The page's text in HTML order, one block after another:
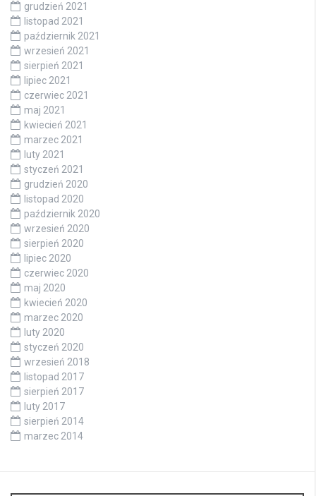
grudzień 2021
listopad 2021
październik 2021
wrzesień 2021
sierpień 2021
lipiec 2021
czerwiec 2021
maj 2021
kwiecień 2021
marzec 2021
luty 2021
styczeń 2021
grudzień 2020
listopad 2020
październik 2020
wrzesień 2020
sierpień 2020
lipiec 2020
czerwiec 2020
maj 2020
kwiecień 2020
marzec 2020
luty 2020
styczeń 2020
wrzesień 2018
listopad 2017
sierpień 2017
luty 2017
sierpień 2014
marzec 2014